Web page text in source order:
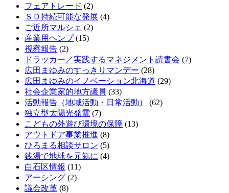
フェアトレード (2)
ＳＤ持続可能な発展 (4)
ご近所マルシェ (2)
産業用ヘンプ(15)
視察報告 (2)
ドラッカー／実践するマネジメント読書会 (7)
広田まゆみのすっきりマンデー (28)
広田まゆみのイノベーション北海道 (29)
社会企業家的地方議員 (33)
活動報告（地域活動・日常活動）
(62)
独立型太陽光発電 (7)
こどもの外遊び環境の保障 (13)
アウトドア事業推進 (8)
ひろまる相談サロン (5)
銭湯で地球を元氣に (4)
白石区情報 (11)
アーシング (2)
議会改革 (8)